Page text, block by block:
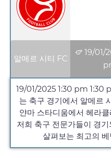
알메르 시티 FC
19/01/
19/01/2025 1:30 pm 1:30
는 축구 경기에서 알메르
얀마 스타디움에서 헤라
저희 축구 전문가들이 경
살펴보는 최고의